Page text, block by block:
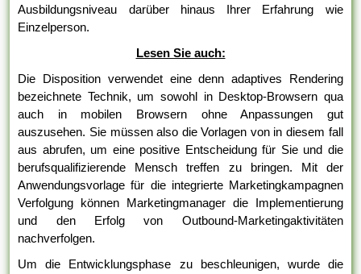
Ausbildungsniveau darüber hinaus Ihrer Erfahrung wie
Einzelperson.
Lesen Sie auch:
Die Disposition verwendet eine denn adaptives Rendering
bezeichnete Technik, um sowohl in Desktop-Browsern qua
auch in mobilen Browsern ohne Anpassungen gut
auszusehen. Sie müssen also die Vorlagen von in diesem fall
aus abrufen, um eine positive Entscheidung für Sie und die
berufsqualifizierende Mensch treffen zu bringen. Mit der
Anwendungsvorlage für die integrierte Marketingkampagnen
Verfolgung können Marketingmanager die Implementierung
und den Erfolg von Outbound-Marketingaktivitäten
nachverfolgen.
Um die Entwicklungsphase zu beschleunigen, wurde die